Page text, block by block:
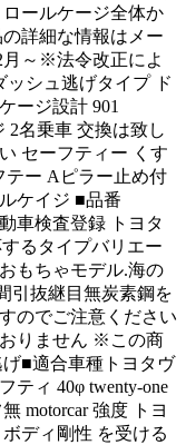
ールケージ全体か
詳細な情報はメー
月～※法令改正によ
ッシュ逃げタイプ ド
ージ設計 901
2名乗車 交換は致し
セーフティー くす
テー Aピラー止め付
ケイジ ■品番
車検査登録 トヨタ
るタイプバリエー
もちゃモデル.海の
引抜継目無炭素鋼を
のでご注意ください
りません ※この商
■適合車種トヨタヴ
ティ 40φ twenty-one
motorcar 強度 トヨ
ディ剛性 を受ける